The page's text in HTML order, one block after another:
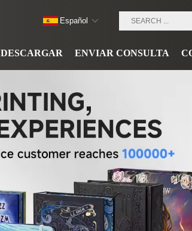
DESCARGAR ENVIAR CONSULTA
Español